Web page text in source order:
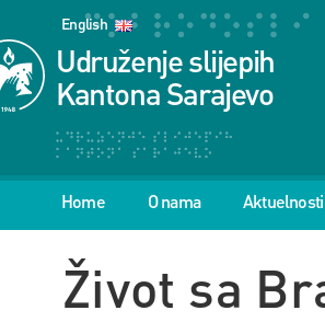
English
Udruženje slijepih
Kantona Sarajevo
Home O nama Aktuelnosti
Život sa